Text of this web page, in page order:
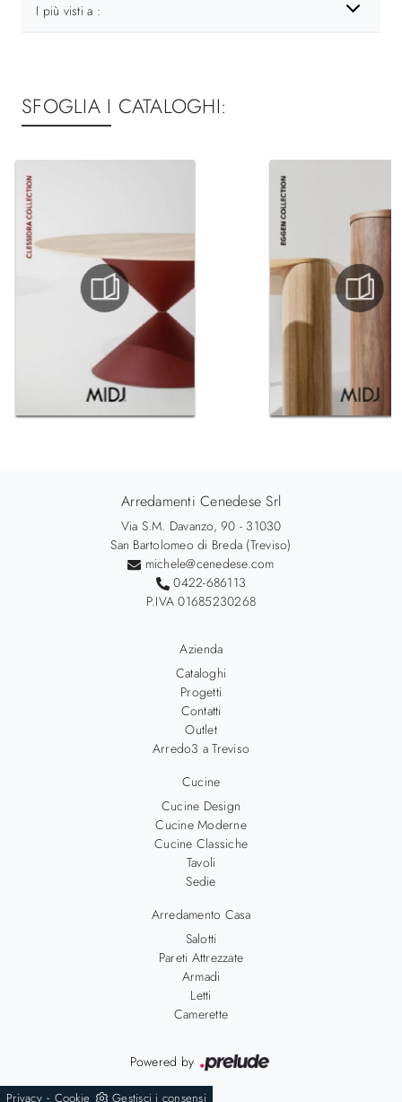
I più visti a :
SFOGLIA I CATALOGHI:
Arredamenti Cenedese Srl
Via S.M. Davanzo, 90 - 31030
San Bartolomeo di Breda (Treviso)
michele@cenedese.com
0422-686113
P.IVA 01685230268
Azienda
Cataloghi
Progetti
Contatti
Outlet
Arredo3 a Treviso
Cucine
Cucine Design
Cucine Moderne
Cucine Classiche
Tavoli
Sedie
Arredamento Casa
Salotti
Pareti Attrezzate
Armadi
Letti
Camerette
Powered by
Privacy- Cookie Gestisci i consensi